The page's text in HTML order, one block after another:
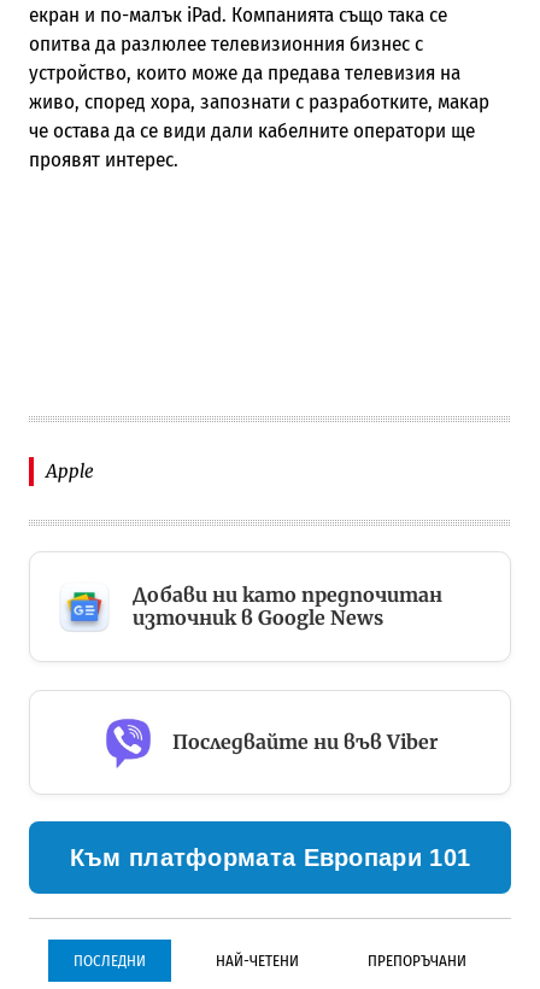
екран и по-малък iPad. Компанията също така се
опитва да разлюлее телевизионния бизнес с
устройство, които може да предава телевизия на
живо, според хора, запознати с разработките, макар
че остава да се види дали кабелните оператори ще
проявят интерес.
Apple
Добави ни като предпочитан
източник в Google News
Последвайте ни във Viber
Към платформата Европари 101
ПОСЛЕДНИ НАЙ-ЧЕТЕНИ ПРЕПОРЪЧАНИ